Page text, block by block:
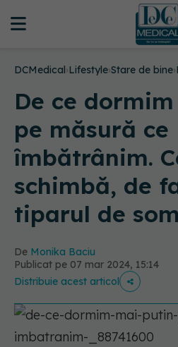
DCMedical›Lifestyle›Stare de bine›
De ce
pe măsură ce
îmbătrânim.
schimbă, de
tiparul de
De Monika Baciu
Publicat pe 07 mar 2024, 15:14
Distribuie acest articol